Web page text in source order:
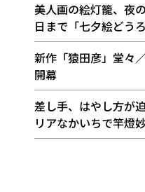
美人画の絵灯籠、夜
日まで「七夕絵どう
新作「猿田彦」堂々
開幕
差し手、はやし方が
リアなかいちで竿燈